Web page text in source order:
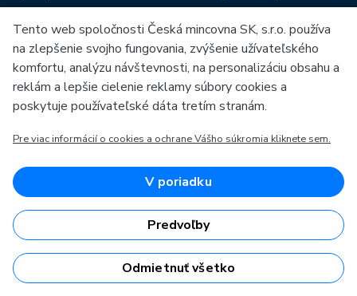
Archív razieb
Medzi našich partnerov patria:
Európska únia
Európsky fond pre regionálny rozvoj
OP Podnikanie a inovácie pre konkurencieschopnosť
Európska únia
Európsky fond pre regionálny rozvoj
Investície do vašej budúcnosti
Tento web spoločnosti Česká mincovna SK, s.r.o. používa
na zlepšenie svojho fungovania, zvýšenie užívateľského
komfortu, analýzu návštevnosti, na personalizáciu obsahu a
reklám a lepšie cielenie reklamy súbory cookies a
poskytuje používateľské dáta tretím stranám.
Pre viac informácií o cookies a ochrane Vášho súkromia kliknete sem.
V poriadku
Predvoľby
Odmietnuť všetko